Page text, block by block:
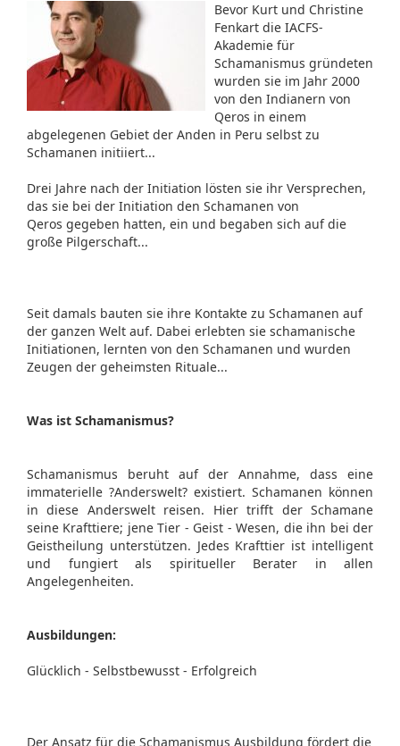
Bevor Kurt und Christine
Fenkart die IACFS-
Akademie für
Schamanismus gründeten
wurden sie im Jahr 2000
von den Indianern von
Qeros in einem
abgelegenen Gebiet der Anden in Peru selbst zu
Schamanen initiiert...
Drei Jahre nach der Initiation lösten sie ihr Versprechen,
das sie bei der Initiation den Schamanen von
Qeros gegeben hatten, ein und begaben sich auf die
große Pilgerschaft...
Seit damals bauten sie ihre Kontakte zu Schamanen auf
der ganzen Welt auf. Dabei erlebten sie schamanische
Initiationen, lernten von den Schamanen und wurden
Zeugen der geheimsten Rituale...
Was ist Schamanismus?
Schamanismus beruht auf der Annahme, dass eine
immaterielle ?Anderswelt? existiert. Schamanen können
in diese Anderswelt reisen. Hier trifft der Schamane
seine Krafttiere; jene Tier - Geist - Wesen, die ihn bei der
Geistheilung unterstützen. Jedes Krafttier ist intelligent
und fungiert als spiritueller Berater in allen
Angelegenheiten.
Ausbildungen:
Glücklich - Selbstbewusst - Erfolgreich
Der Ansatz für die Schamanismus Ausbildung fördert die